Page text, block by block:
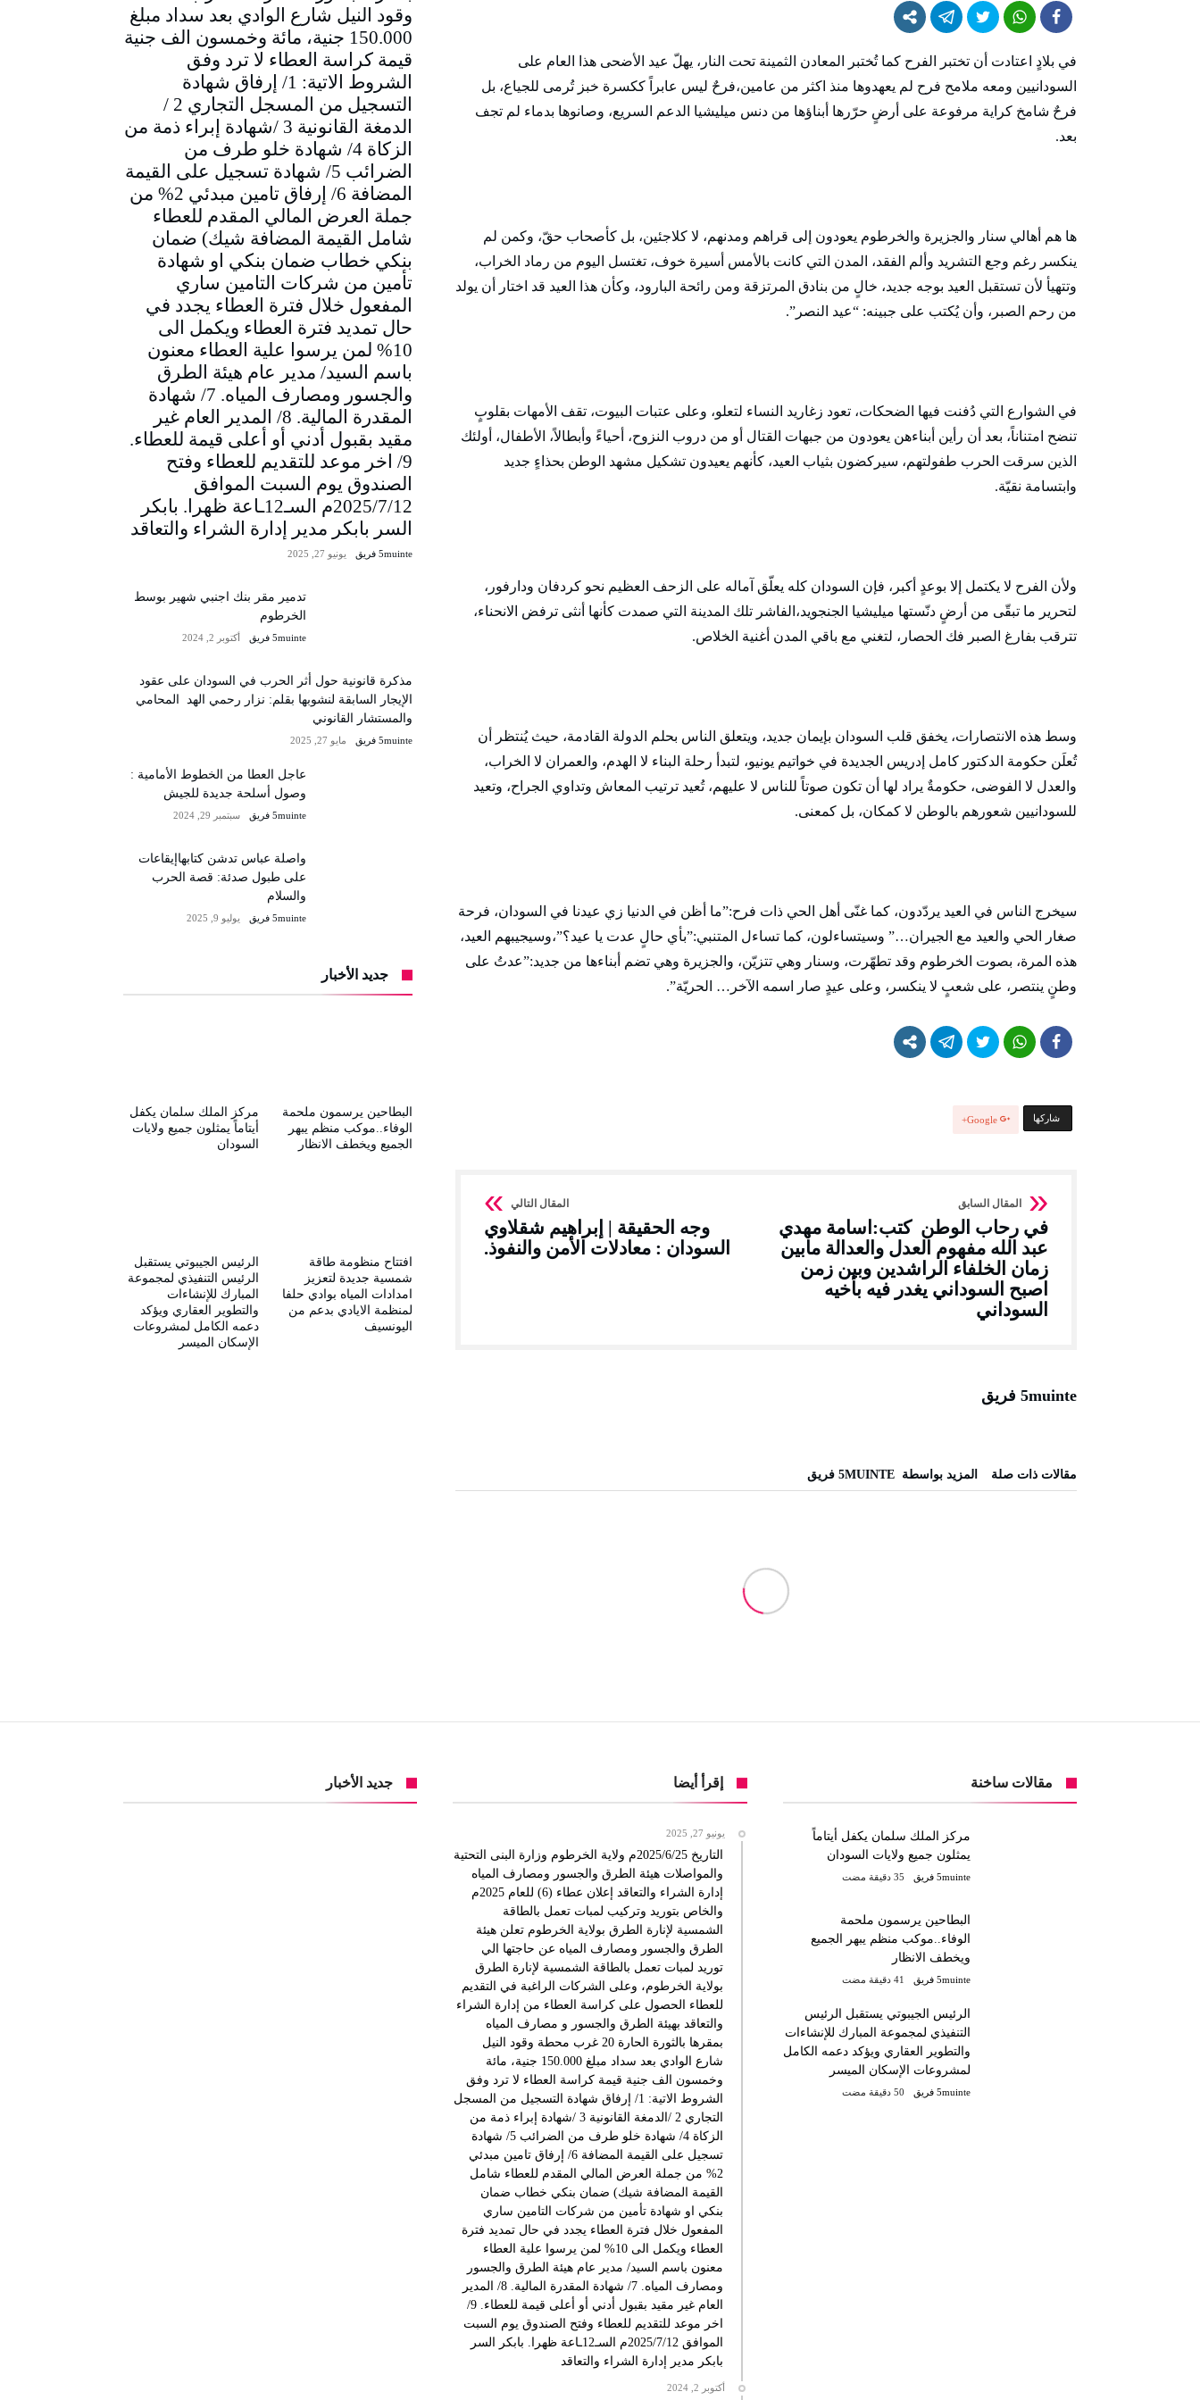
في بلادٍ اعتادت أن تختبر الفرح كما تُختبر المعادن الثمينة تحت النار، يهلّ عيد الأضحى هذا العام على
السودانيين ومعه ملامح فرح لم يعهدوها منذ اكثر من عامين،فرحٌ ليس عابراً ككسرة خبز تُرمى للجياع، بل
فرحٌ شامخ كراية مرفوعة على أرضٍ حرّرها أبناؤها من دنس ميليشيا الدعم السريع، وصانوها بدماء لم تجف
بعد.
ها هم أهالي سنار والجزيرة والخرطوم يعودون إلى قراهم ومدنهم، لا كلاجئين، بل كأصحاب حقّ، وكمن لم
ينكسر رغم وجع التشريد وألم الفقد، المدن التي كانت بالأمس أسيرة خوف، تغتسل اليوم من رماد الخراب،
وتتهيأ لأن تستقبل العيد بوجه جديد، خالٍ من بنادق المرتزقة ومن رائحة البارود، وكأن هذا العيد قد اختار أن يولد
من رحم الصبر، وأن يُكتب على جبينه: “عيد النصر”.
في الشوارع التي دُفنت فيها الضحكات، تعود زغاريد النساء لتعلو، وعلى عتبات البيوت، تقف الأمهات بقلوبٍ
تنضح امتناناً، بعد أن رأين أبناءهن يعودون من جبهات القتال أو من دروب النزوح، أحياءً وأبطالاً، الأطفال، أولئك
الذين سرقت الحرب طفولتهم، سيركضون بثياب العيد، كأنهم يعيدون تشكيل مشهد الوطن بحذاءٍ جديد
وابتسامة نقيّة.
ولأن الفرح لا يكتمل إلا بوعدٍ أكبر، فإن السودان كله يعلّق آماله على الزحف العظيم نحو كردفان ودارفور،
لتحرير ما تبقّى من أرضٍ دنّستها ميليشيا الجنجويد،الفاشر تلك المدينة التي صمدت كأنها أنثى ترفض الانحناء،
تترقب بفارغ الصبر فك الحصار، لتغني مع باقي المدن أغنية الخلاص.
وسط هذه الانتصارات، يخفق قلب السودان بإيمان جديد، ويتعلق الناس بحلم الدولة القادمة، حيث يُنتظر أن
تُعلَن حكومة الدكتور كامل إدريس الجديدة في خواتيم يونيو، لتبدأ رحلة البناء لا الهدم، والعمران لا الخراب،
والعدل لا الفوضى، حكومةٌ يراد لها أن تكون صوتاً للناس لا عليهم، تُعيد ترتيب المعاش وتداوي الجراح، وتعيد
للسودانيين شعورهم بالوطن لا كمكان، بل كمعنى.
سيخرج الناس في العيد يردّدون، كما غنّى أهل الحي ذات فرح:”ما أظن في الدنيا زي عيدنا في السودان، فرحة
صغار الحي والعيد مع الجيران…” وسيتساءلون، كما تساءل المتنبي:”بأي حالٍ عدت يا عيد؟”،وسيجيبهم العيد،
هذه المرة، بصوت الخرطوم وقد تطهّرت، وسنار وهي تتزيّن، والجزيرة وهي تضم أبناءها من جديد:”عدتُ على
وطنٍ ينتصر، على شعبٍ لا ينكسر، وعلى عيدٍ صار اسمه الآخر… الحريّة”.
‫‫ شاركها‬ Google+
في رحاب الوطن كتب:اسامة مهدي
عبد الله مفهوم العدل والعدالة مابين
زمان الخلفاء الراشدين وبين زمن
اصبح السوداني يغدر فيه بأخيه
السوداني
وجه الحقيقة | إبراهيم شقلاوي
السودان : معادلات الأمن والنفوذ.
5muinte فريق
‫مقالات ذات صلة‬ ‫‫المزيد بواسطة‬ ‬ 5MUINTE فريق
وقود النيل شارع الوادي بعد سداد مبلغ
150.000 جنية، مائة وخمسون الف جنية
قيمة كراسة العطاء لا ترد وفق
الشروط الاتية: 1/ إرفاق شهادة
التسجيل من المسجل التجاري 2 /
الدمغة القانونية 3 /شهادة إبراء ذمة من
الزكاة 4/ شهادة خلو طرف من
الضرائب 5/ شهادة تسجيل على القيمة
المضافة 6/ إرفاق تامين مبدئي 2% من
جملة العرض المالي المقدم للعطاء
شامل القيمة المضافة شيك) ضمان
بنكي خطاب ضمان بنكي او شهادة
تأمين من شركات التامين ساري
المفعول خلال فترة العطاء يجدد في
حال تمديد فترة العطاء ويكمل الى
10% لمن يرسوا علية العطاء معنون
باسم السيد/ مدير عام هيئة الطرق
والجسور ومصارف المياه. 7/ شهادة
المقدرة المالية. 8/ المدير العام غير
مقيد بقبول أدني أو أعلى قيمة للعطاء.
9/ اخر موعد للتقديم للعطاء وفتح
الصندوق يوم السبت الموافق
2025/7/12م السـ12ـاعة ظهرا. بابكر
السر بابكر مدير إدارة الشراء والتعاقد
5muinte فريق يونيو 27, 2025
تدمير مقر بنك اجنبي شهير بوسط
الخرطوم
5muinte فريق أكتوبر 2, 2024
مذكرة قانونية حول أثر الحرب في السودان على عقود
الإيجار السابقة لنشوبها بقلم: نزار رحمي الهد المحامي
والمستشار القانوني
5muinte فريق مايو 27, 2025
عاجل العطا من الخطوط الأمامية :
وصول أسلحة جديدة للجيش
5muinte فريق سبتمبر 29, 2024
واصلة عباس تدشن كتابهاإيقاعات
على طبول صدئة: قصة الحرب
والسلام
5muinte فريق يوليو 9, 2025
جديد الأخبار
مركز الملك سلمان يكفل
أيتاماً يمثلون جميع ولايات
السودان
البطاحين يرسمون ملحمة
الوفاء..موكب منظم يبهر
الجميع ويخطف الانظار
الرئيس الجيبوتي يستقبل
الرئيس التنفيذي لمجموعة
المبارك للإنشاءات
والتطوير العقاري ويؤكد
دعمه الكامل لمشروعات
الإسكان الميسر
افتتاح منظومة طاقة
شمسية جديدة لتعزيز
امدادات المياه بوادي حلفا
لمنظمة الايادي بدعم من
اليونسيف
مقالات ساخنة
مركز الملك سلمان يكفل أيتاماً
يمثلون جميع ولايات السودان
5muinte فريق
البطاحين يرسمون ملحمة
الوفاء..موكب منظم يبهر الجميع
ويخطف الانظار
5muinte فريق
الرئيس الجيبوتي يستقبل الرئيس
التنفيذي لمجموعة المبارك للإنشاءات
والتطوير العقاري ويؤكد دعمه الكامل
لمشروعات الإسكان الميسر
5muinte فريق
إقرأ أيضا
يونيو 27, 2025
التاريخ 2025/6/25م ولاية الخرطوم وزارة البنى التحتية
والمواصلات هيئة الطرق والجسور ومصارف المياه
إدارة الشراء والتعاقد إعلان عطاء (6) للعام 2025م
والخاص بتوريد وتركيب لمبات تعمل بالطاقة
الشمسية لإنارة الطرق بولاية الخرطوم تعلن هيئة
الطرق والجسور ومصارف المياه عن حاجتها الي
توريد لمبات تعمل بالطاقة الشمسية لإنارة الطرق
بولاية الخرطوم، وعلى الشركات الراغبة في التقديم
للعطاء الحصول على كراسة العطاء من إدارة الشراء
والتعاقد بهيئة الطرق والجسور و مصارف المياه
بمقرها بالثورة الحارة 20 غرب محطة وقود النيل
شارع الوادي بعد سداد مبلغ 150.000 جنية، مائة
وخمسون الف جنية قيمة كراسة العطاء لا ترد وفق
الشروط الاتية: 1/ إرفاق شهادة التسجيل من المسجل
التجاري 2 /الدمغة القانونية 3 /شهادة إبراء ذمة من
الزكاة 4/ شهادة خلو طرف من الضرائب 5/ شهادة
تسجيل على القيمة المضافة 6/ إرفاق تامين مبدئي
2% من جملة العرض المالي المقدم للعطاء شامل
القيمة المضافة شيك) ضمان بنكي خطاب ضمان
بنكي او شهادة تأمين من شركات التامين ساري
المفعول خلال فترة العطاء يجدد في حال تمديد فترة
العطاء ويكمل الى 10% لمن يرسوا علية العطاء
معنون باسم السيد/ مدير عام هيئة الطرق والجسور
ومصارف المياه. 7/ شهادة المقدرة المالية. 8/ المدير
العام غير مقيد بقبول أدني أو أعلى قيمة للعطاء. 9/
اخر موعد للتقديم للعطاء وفتح الصندوق يوم السبت
الموافق 2025/7/12م السـ12ـاعة ظهرا. بابكر السر
بابكر مدير إدارة الشراء والتعاقد
أكتوبر 2, 2024
جديد الأخبار